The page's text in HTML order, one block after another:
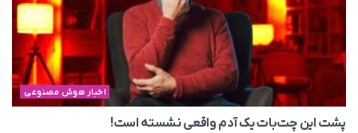
اخبار هوش مصنوعی
پشت این چت‌بات یک آدم واقعی نشسته است!